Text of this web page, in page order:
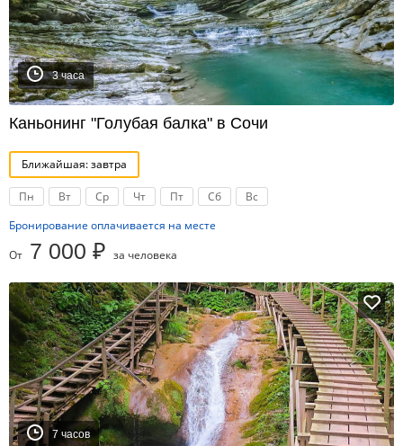
3 часа
Каньонинг "Голубая балка" в Сочи
Ближайшая: завтра
Пн Вт Ср Чт Пт Сб
Вс
Бронирование оплачивается на месте
От 7 000 ₽ за человека
7 часов